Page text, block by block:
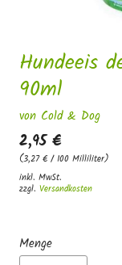
Hundeeis
90ml
von Cold & Dog
2,95 €
(3,27 € / 100 Milliliter)
inkl. MwSt.
zzgl. Versandkosten
Menge